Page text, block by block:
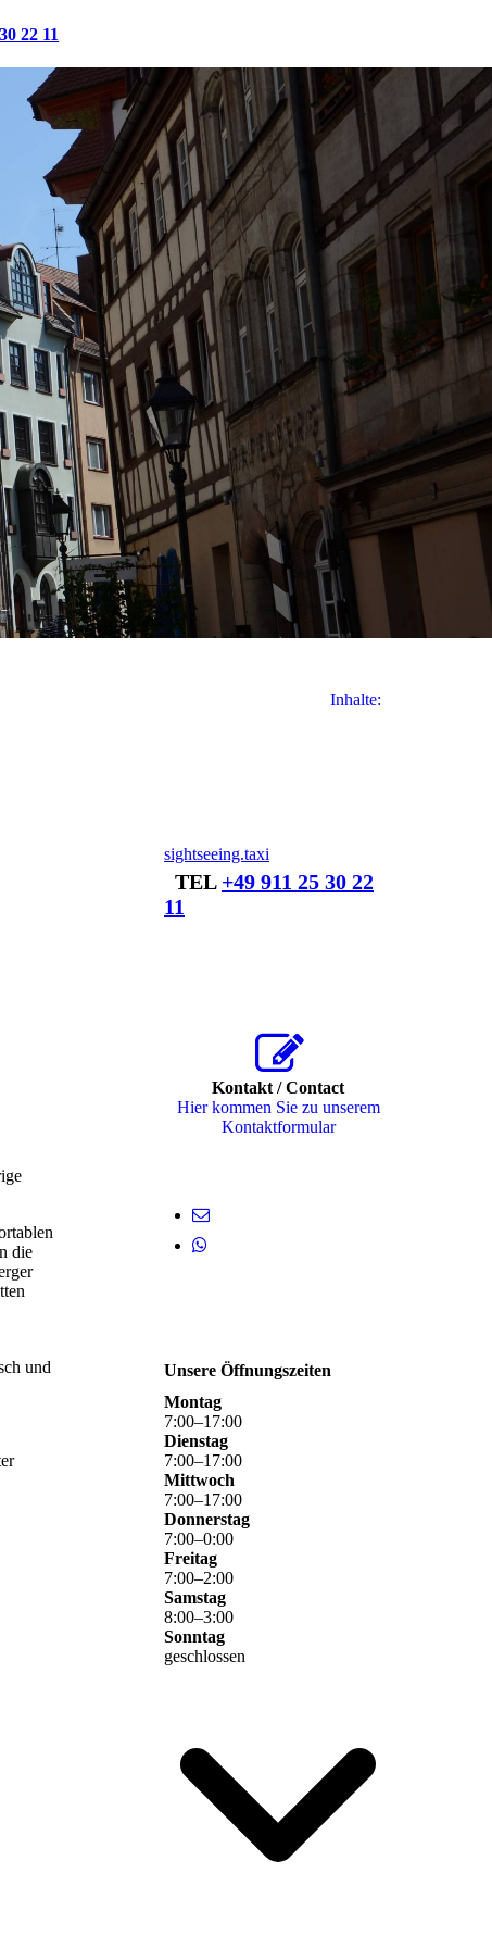
22 11
Inhalte:
die
und
sightseeing.taxi
TEL +49 911 25 30 22
11
Kontakt / Contact
Hier kommen Sie zu unserem
Kon­takt­for­mu­lar
Unsere Öffnungszeiten
Montag
7:00–17:00
Dienstag
7:00–17:00
Mittwoch
7:00–17:00
Donnerstag
7:00–0:00
Freitag
7:00–2:00
Samstag
8:00–3:00
Sonntag
geschlossen